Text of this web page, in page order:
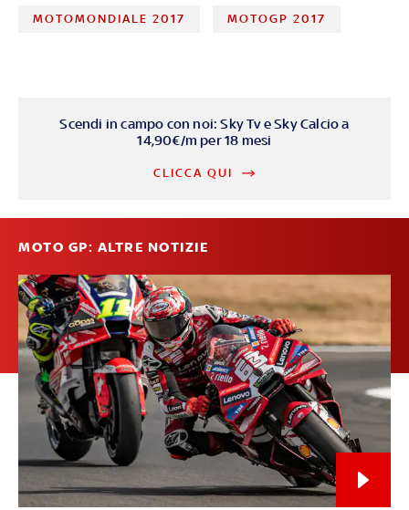
MOTOMONDIALE 2017 MOTOGP 2017
Scendi in campo con noi: Sky Tv e Sky Calcio a
14,90€/m per 18 mesi
CLICCA QUI
MOTO GP: ALTRE NOTIZIE